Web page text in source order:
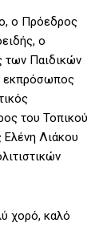
ο Πρόεδρος
ο
των Παιδικών
εκπρόσωπος
του Τοπικού
Ελένη Λιάκου
χορό, καλό